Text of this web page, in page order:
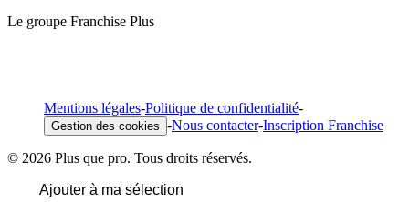
Le groupe Franchise Plus
Mentions légales-Politique de confidentialité-
Gestion des cookies -Nous contacter-Inscription Franchise
© 2026 Plus que pro. Tous droits réservés.
Ajouter à ma sélection